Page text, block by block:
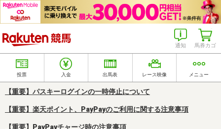
馬券カゴ
通知
投票 入金 出馬表 レース映像 メニュー
【重要】パスキーログインの一時停止について
【重要】楽天ポイント、PayPayのご利用に関する注意事項
【重要】PayPayチャージ時の注意事項